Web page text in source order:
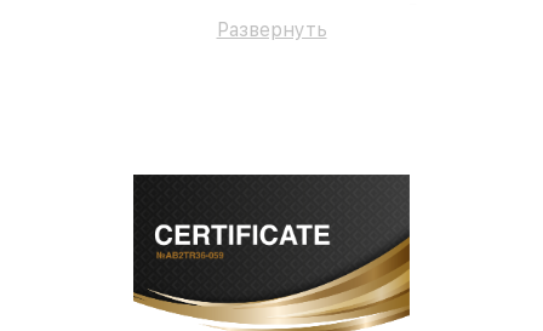
поломки по условиям гарантии, мы бесплатно
безупречной репутацией;
лицензированное ПО в ремонтно-
диагностических мастерских;
собственный склад комплектующих, что
позволяет сократить сроки
восстановительных работ;
Развернуть